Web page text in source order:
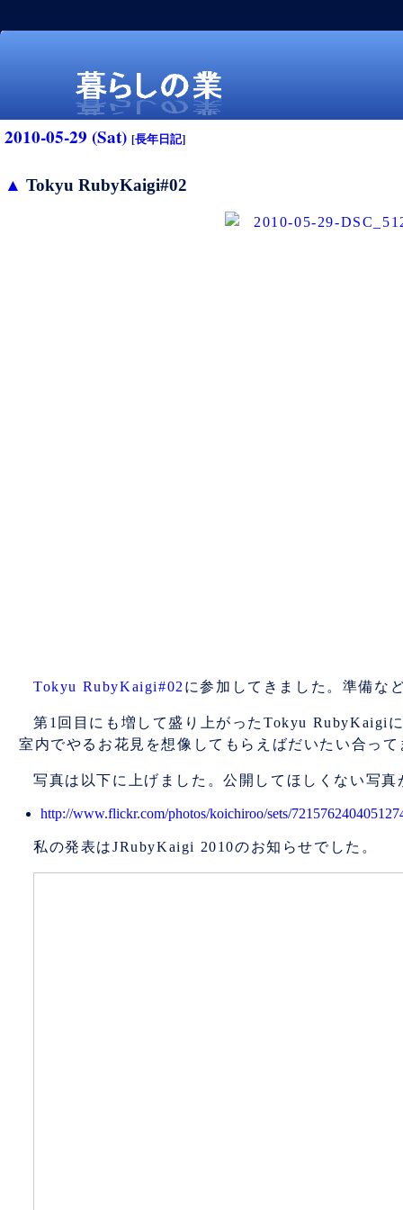
2010-05-29 (Sat) [長年日記]
▲ Tokyu RubyKaigi#02
Tokyu RubyKaigi#02に参加してきました。準備な
第1回目にも増して盛り上がったTokyu RubyKaigi
室内でやるお花見を想像してもらえばだいたい合って
写真は以下に上げました。公開してほしくない写
http://www.flickr.com/photos/koichiroo/sets/
私の発表はJRubyKaigi 2010のお知らせでした。